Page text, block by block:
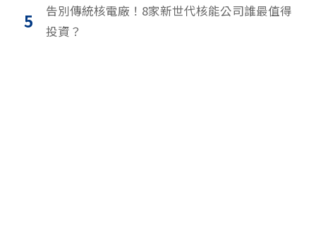
5
告別傳統核電廠！8家新世代核能公司誰最值得
投資？